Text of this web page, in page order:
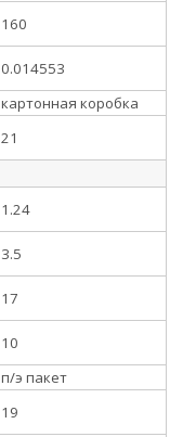
160
0.014553
картонная коробка
21
1.24
3.5
17
10
п/э пакет
19